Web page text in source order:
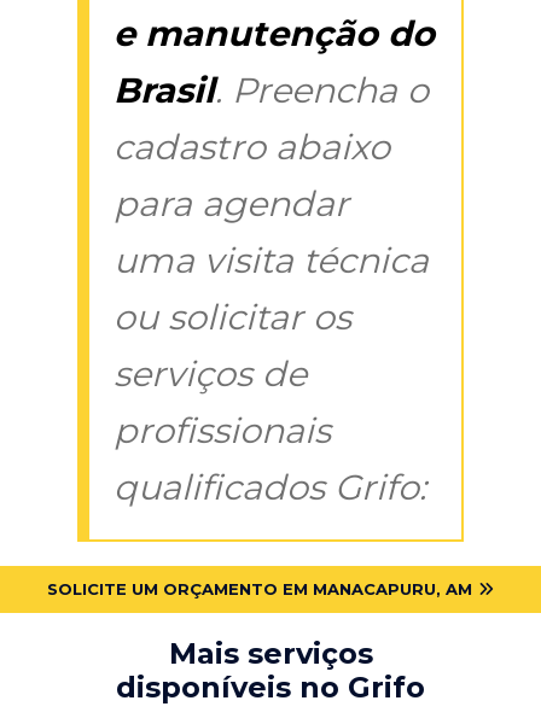
e manutenção do
Brasil. Preencha o
cadastro abaixo
para agendar
uma visita técnica
ou solicitar os
serviços de
profissionais
qualificados Grifo:
SOLICITE UM ORÇAMENTO EM MANACAPURU, AM
Mais serviços
disponíveis no Grifo